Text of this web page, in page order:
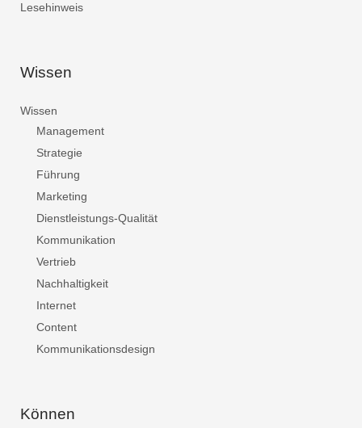
Lesehinweis
Wissen
Wissen
Management
Strategie
Führung
Marketing
Dienstleistungs-Qualität
Kommunikation
Vertrieb
Nachhaltigkeit
Internet
Content
Kommunikationsdesign
Können